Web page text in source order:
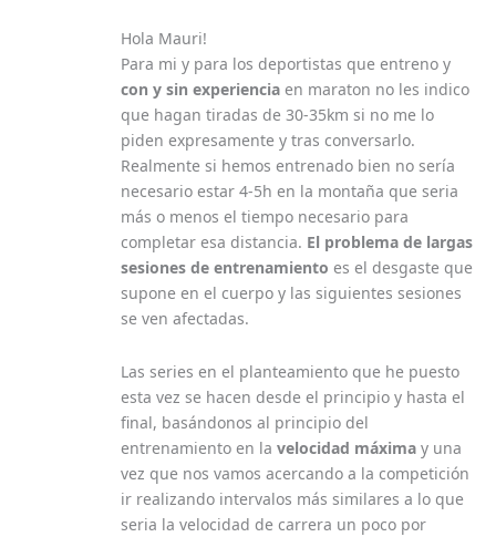
Hola Mauri!
Para mi y para los deportistas que entreno y
con y sin experiencia en maraton no les indico
que hagan tiradas de 30-35km si no me lo
piden expresamente y tras conversarlo.
Realmente si hemos entrenado bien no sería
necesario estar 4-5h en la montaña que seria
más o menos el tiempo necesario para
completar esa distancia. El problema de largas
sesiones de entrenamiento es el desgaste que
supone en el cuerpo y las siguientes sesiones
se ven afectadas.
Las series en el planteamiento que he puesto
esta vez se hacen desde el principio y hasta el
final, basándonos al principio del
entrenamiento en lavelocidad máxima y una
vez que nos vamos acercando a la competición
ir realizando intervalos más similares a lo que
seria la velocidad de carrera un poco por